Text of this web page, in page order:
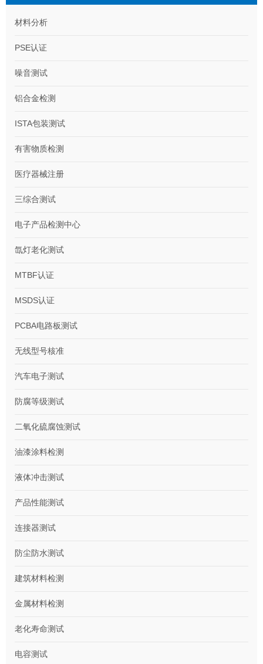
材料分析
PSE认证
噪音测试
铝合金检测
ISTA包装测试
有害物质检测
医疗器械注册
三综合测试
电子产品检测中心
氙灯老化测试
MTBF认证
MSDS认证
PCBA电路板测试
无线型号核准
汽车电子测试
防腐等级测试
二氧化硫腐蚀测试
油漆涂料检测
液体冲击测试
产品性能测试
连接器测试
防尘防水测试
建筑材料检测
金属材料检测
老化寿命测试
电容测试